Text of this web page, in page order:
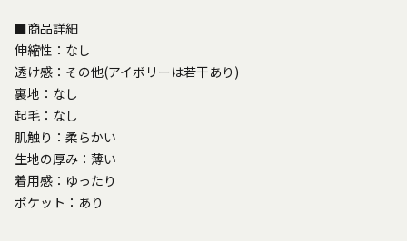
■商品詳細
伸縮性：なし
透け感：その他(アイボリーは若干あり)
裏地：なし
起毛：なし
肌触り：柔らかい
生地の厚み：薄い
着用感：ゆったり
ポケット：あり